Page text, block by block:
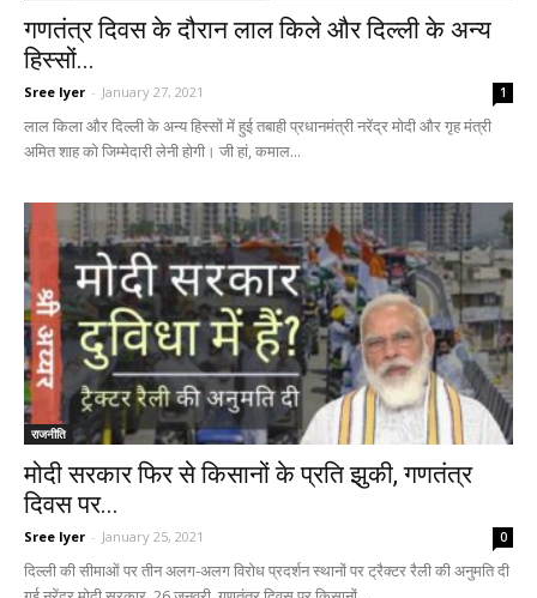
गणतंत्र दिवस के दौरान लाल किले और दिल्ली के अन्य
हिस्सों...
Sree Iyer - January 27, 2021 1
लाल किला और दिल्ली के अन्य हिस्सों में हुई तबाही प्रधानमंत्री नरेंद्र मोदी और गृह मंत्री
अमित शाह को जिम्मेदारी लेनी होगी। जी हां, कमाल...
राजनीति
मोदी सरकार फिर से किसानों के प्रति झुकी, गणतंत्र
दिवस पर...
Sree Iyer - January 25, 2021 0
दिल्ली की सीमाओं पर तीन अलग-अलग विरोध प्रदर्शन स्थानों पर ट्रैक्टर रैली की अनुमति दी